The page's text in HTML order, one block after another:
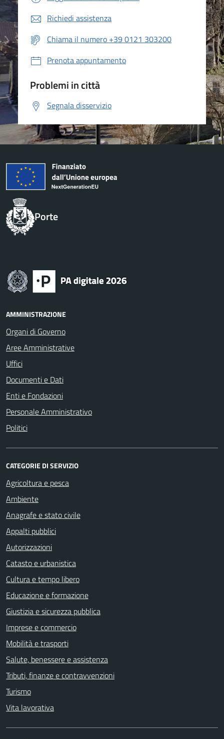
Richiedi assistenza
Chiama il numero +39 0121 303200
Prenota appuntamento
Problemi in città
Segnala disservizio
Porte
AMMINISTRAZIONE
Organi di Governo
Aree Amministrative
Uffici
Documenti e Dati
Enti e Fondazioni
Personale Amministrativo
Politici
CATEGORIE DI SERVIZIO
Agricoltura e pesca
Ambiente
Anagrafe e stato civile
Appalti pubblici
Autorizzazioni
Catasto e urbanistica
Cultura e tempo libero
Educazione e formazione
Giustizia e sicurezza pubblica
Imprese e commercio
Mobilità e trasporti
Salute, benessere e assistenza
Tributi, finanze e contravvenzioni
Turismo
Vita lavorativa